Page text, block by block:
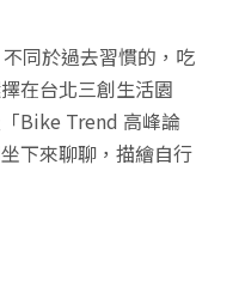
同於過去習慣的，吃
在台北三創生活園
Bike Trend 高峰論
下來聊聊，描繪自行